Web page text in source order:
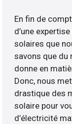
En fin de
d’une
solaires que
savons que du
donne en
Donc, nous
drastique des
solaire pour
d’électricité